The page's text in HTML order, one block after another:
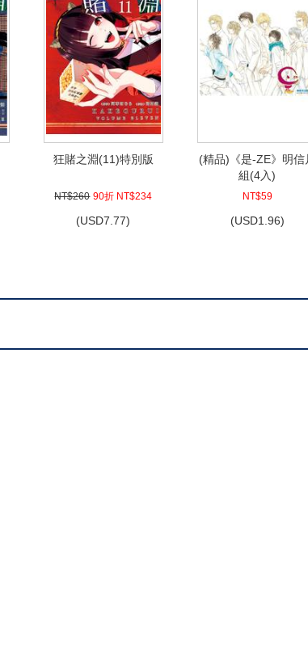
狂賭之淵(11)特別版
NT$260 90折 NT$234
(USD7.77)
(精品)《是-ZE》明信
組(4入)
NT$59
(USD1.96)